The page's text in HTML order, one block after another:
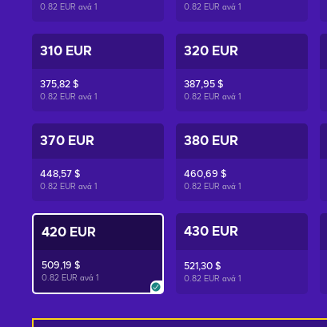
0.82 EUR ανά 1 0.82 EUR ανά 1
310 EUR
375,82 $
0.82 EUR ανά 1
320 EUR
387,95 $
0.82 EUR ανά 1
370 EUR
448,57 $
0.82 EUR ανά 1
380 EUR
460,69 $
0.82 EUR ανά 1
420 EUR
509,19 $
0.82 EUR ανά 1
430 EUR
521,30 $
0.82 EUR ανά 1